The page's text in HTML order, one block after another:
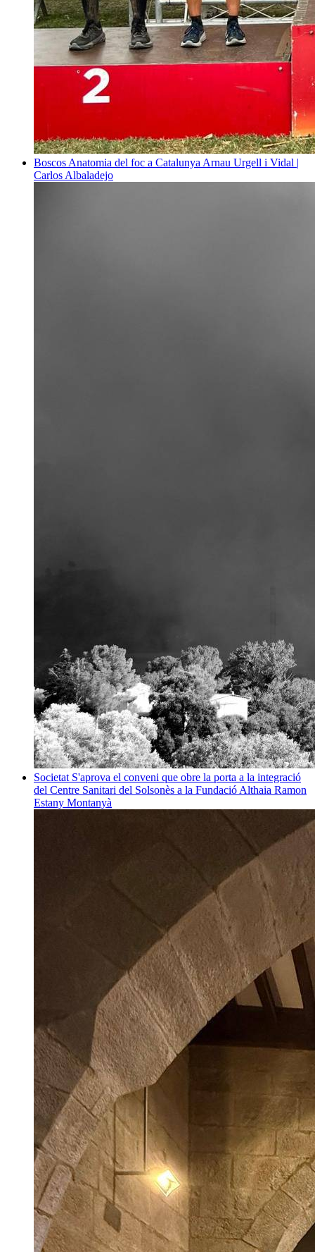
Boscos Anatomia del foc a Catalunya Arnau Urgell i Vidal |
Carlos Albaladejo
Societat S'aprova el conveni que obre la porta a la integració
del Centre Sanitari del Solsonès a la Fundació Althaia Ramon
Estany Montanyà